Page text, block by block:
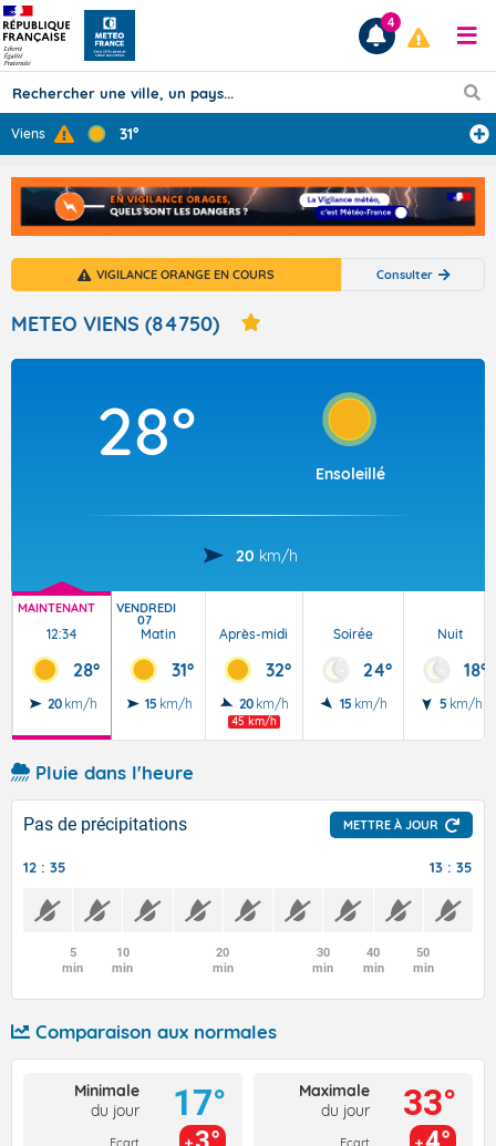
Prévisions
TOUS LES RÉSULTATS
Articles
4
Viens 31°
VIGILANCE ORANGE EN COURS Consulter
METEO VIENS (84750)
28°
Ensoleillé
20 km/h
MAINTENANT
12:34
28°
20 km/h
VENDREDI
07
Matin
31°
15 km/h
Après-midi
32°
20 km/h
45 km/h
Soirée
24°
15 km/h
Nuit
18°
5 km/h
Pluie dans l'heure
Pas de précipitations METTRE À JOUR
12 : 35 13 : 35
5
min
10
min
20
min
30
min
40
min
50
min
Comparaison aux normales
Minimale
du jour
Ecart
17°
Maximale
du jour
Ecart
33°